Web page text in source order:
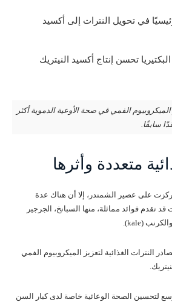
في تحويل النترات إلى أكسيد
تحسن إنتاج أكسيد النيتريك
الفمي في صحة الأوعية الدموية أكثر
سابقًا.
متعددة وأثرها
على عصير الشمندر، إلا أن هناك عدة
تقدم فوائد مماثلة، منها السبانخ، الجرجير
النترات الغذائية لتعزيز الميكروبيوم الفمي
لتحسين الصحة الوعائية خاصة لدى كبار السن